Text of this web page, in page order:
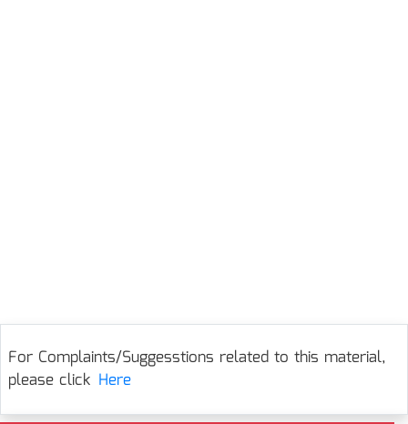
For Complaints/Suggesstions related to this material,
please click Here